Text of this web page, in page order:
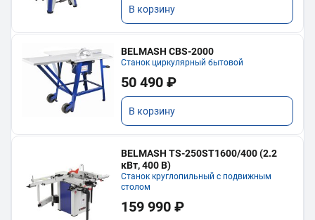
В корзину
BELMASH CBS-2000
Станок циркулярный бытовой
50 490 ₽
В корзину
BELMASH TS-250ST1600/400 (2.2
кВт, 400 В)
Станок круглопильный с подвижным
столом
159 990 ₽